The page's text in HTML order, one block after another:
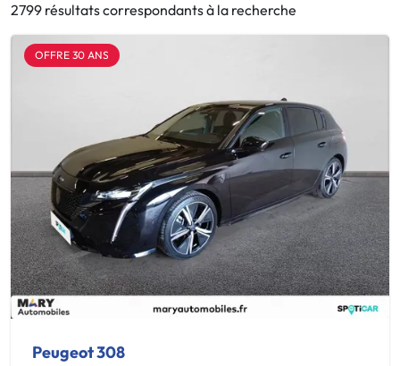
2799 résultats correspondants à la recherche
OFFRE 30 ANS
Peugeot 308